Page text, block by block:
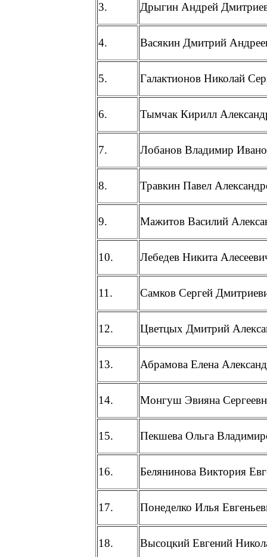
3. Дрыгин Андрей
4. Васякин Дмитрий
5. Галактионов Николай
6. Тымчак Кирилл
7. Лобанов Владимир
8. Травкин Павел
9. Мажитов Василий
10. Лебедев Никита
11. Самков Сергей
12. Цветцых Дмитрий
13. Абрамова Елена
14. Монгуш Эвияна
15. Пекшева Ольга
16. Белянинова Виктория
17. Понеделко Илья
18. Высоцкий Евгений